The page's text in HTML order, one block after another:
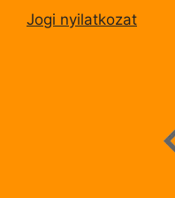
Jogi nyilatkozat